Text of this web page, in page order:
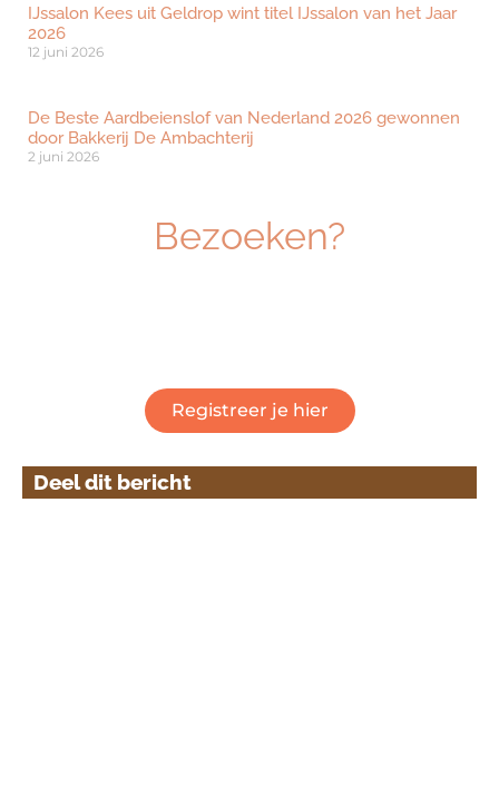
IJssalon Kees uit Geldrop wint titel IJssalon van het Jaar
2026
12 juni 2026
De Beste Aardbeienslof van Nederland 2026 gewonnen
door Bakkerij De Ambachterij
2 juni 2026
Bezoeken?
Registreer je hier
Deel dit bericht